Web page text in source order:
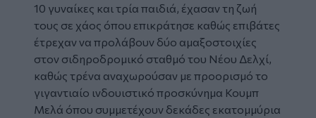
10 γυναίκες και τρία παιδιά, έχασαν τη ζωή
τους σε χάος όπου επικράτησε καθώς επιβάτες
έτρεχαν να προλάβουν δύο αμαξοστοιχίες
στον σιδηροδρομικό σταθμό του Νέου Δελχί,
καθώς τρένα αναχωρούσαν με προορισμό το
γιγαντιαίο ινδουιστικό προσκύνημα Κουμπ
Μελά όπου συμμετέχουν δεκάδες εκατομμύρια